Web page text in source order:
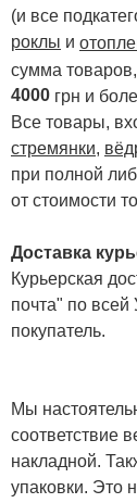
(и все
роклы и
сумма
4000 грн и
Все товары,
стремянки,
при полной
от стоимости
Доставка
Курьерская
почта" по всей
покупатель.
Мы
соответствие
накладной.
упаковки. Это